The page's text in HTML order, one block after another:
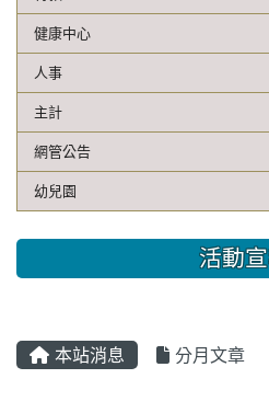
健康中心
人事
主計
網管公告
幼兒園
活動
本站消息 分月文章